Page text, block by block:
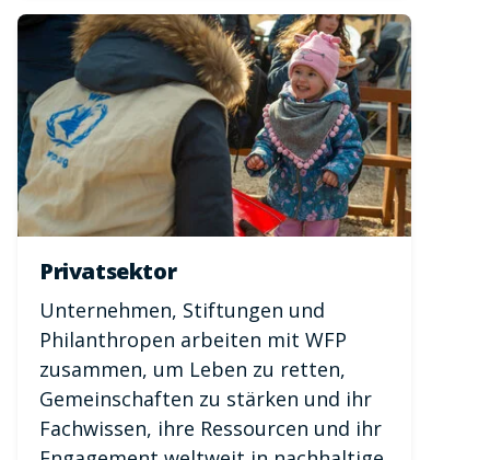
Privatsektor
Unternehmen, Stiftungen und
Philanthropen arbeiten mit WFP
zusammen, um Leben zu retten,
Gemeinschaften zu stärken und ihr
Fachwissen, ihre Ressourcen und ihr